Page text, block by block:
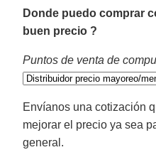
Donde puedo comprar
buen precio ?
Puntos de venta de
Envíanos una cotización
mejorar el precio ya sea
general.